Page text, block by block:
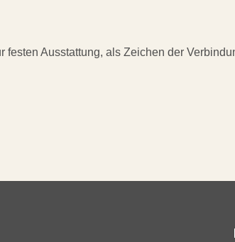
Ausstattung, als Zeichen der